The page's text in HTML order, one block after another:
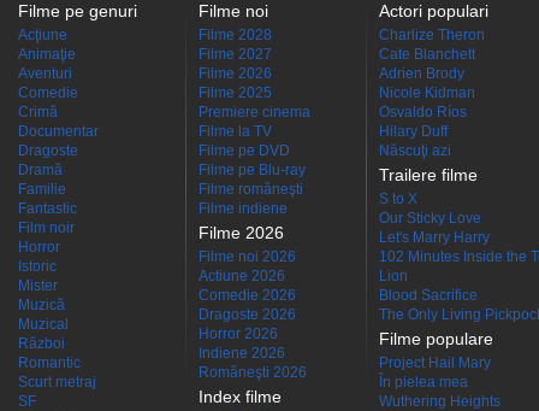
Filme pe genuri
Acţiune
Animaţie
Aventuri
Comedie
Crimă
Documentar
Dragoste
Dramă
Familie
Fantastic
Film noir
Horror
Istoric
Mister
Muzică
Muzical
Război
Romantic
Scurt metraj
SF
Filme noi
Filme 2028
Filme 2027
Filme 2026
Filme 2025
Premiere cinema
Filme la TV
Filme pe DVD
Filme pe Blu-ray
Filme româneşti
Filme indiene
Filme 2026
Filme noi 2026
Actiune 2026
Comedie 2026
Dragoste 2026
Horror 2026
Indiene 2026
Româneşti 2026
Index filme
Actori populari
Charlize Theron
Cate Blanchett
Adrien Brody
Nicole Kidman
Osvaldo Ríos
Hilary Duff
Născuţi azi
Trailere filme
S to X
Our Sticky Love
Let's Marry Harry
102 Minutes Inside the
Lion
Blood Sacrifice
The Only Living
Filme populare
Project Hail Mary
În pielea mea
Wuthering Heights